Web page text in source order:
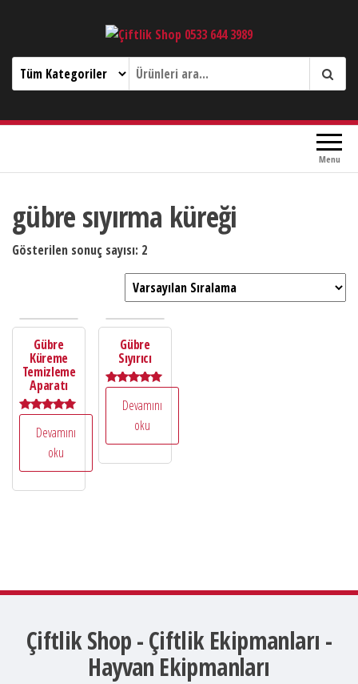
Çiftlik Shop 0533 644 3989
Menu
gübre sıyırma küreği
Gösterilen sonuç sayısı: 2
Gübre
Küreme
Temizleme
Aparatı
5 üzerinden
5.00
oy aldı
Devamını
oku
Gübre
Sıyırıcı
5 üzerinden
5.00
oy aldı
Devamını
oku
Çiftlik Shop - Çiftlik Ekipmanları -
Hayvan Ekipmanları